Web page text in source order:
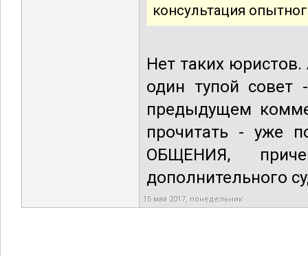
консультация
Нет таких
один тупой
предыдущем
прочитать - уже
ОБЩЕНИЯ,
дополнительного
15 мая 2017, понедельник